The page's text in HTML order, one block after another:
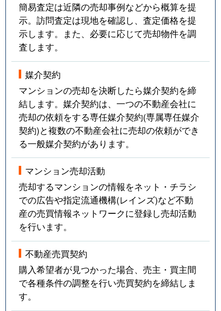
簡易査定は近隣の売却事例などから概算を提
示。訪問査定は現地を確認し、査定価格を提
示します。また、必要に応じて売却物件を調
査します。
媒介契約
マンションの売却を決断したら媒介契約を締
結します。媒介契約は、一つの不動産会社に
売却の依頼をする専任媒介契約(専属専任媒介
契約)と複数の不動産会社に売却の依頼ができ
る一般媒介契約があります。
マンション売却活動
売却するマンションの情報をネット・チラシ
での広告や指定流通機構(レインズ)など不動
産の売買情報ネットワークに登録し売却活動
を行います。
不動産売買契約
購入希望者が見つかった場合、売主・買主間
で各種条件の調整を行い売買契約を締結しま
す。